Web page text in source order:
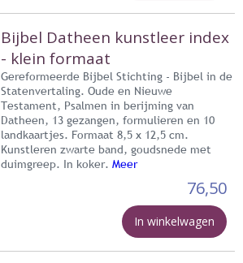
Bijbel Datheen kunstleer index
- klein formaat
Gereformeerde Bijbel Stichting - Bijbel in de
Statenvertaling. Oude en Nieuwe
Testament, Psalmen in berijming van
Datheen, 13 gezangen, formulieren en 10
landkaartjes. Formaat 8,5 x 12,5 cm.
Kunstleren zwarte band, goudsnede met
duimgreep. In koker. Meer
76,50
In winkelwagen